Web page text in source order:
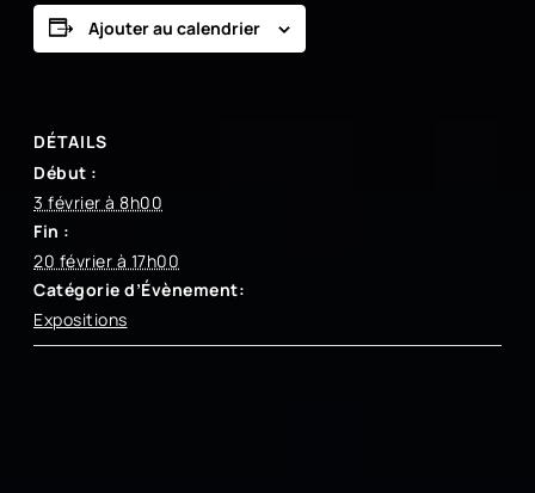
Ajouter au calendrier
DÉTAILS
Début :
3 février à 8h00
Fin :
20 février à 17h00
Catégorie d’Évènement:
Expositions